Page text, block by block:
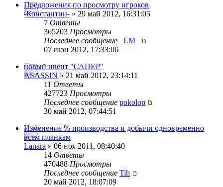
Предложения по просмотру игроков
-Константин- » 29 май 2012, 16:31:05
7 Ответы
365203 Просмотры
Последнее сообщение
_LM_
07 июн 2012, 17:33:06
новый ивент "САПЕР"
ASASSIN » 21 май 2012, 23:14:11
11 Ответы
427723 Просмотры
Последнее сообщение pokolop
30 май 2012, 07:44:51
Изменение % производства и добычи одновременно
всем планкам
Lanara » 06 ноя 2011, 08:40:40
14 Ответы
470488 Просмотры
Последнее сообщение Tih
20 май 2012, 18:07:09